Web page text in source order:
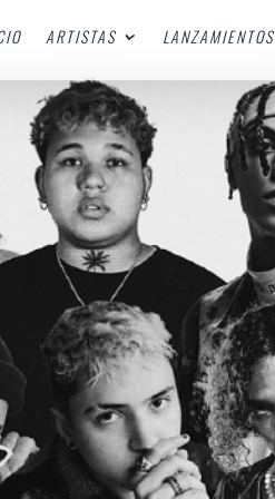
ARTISTAS LANZAMIENTOS